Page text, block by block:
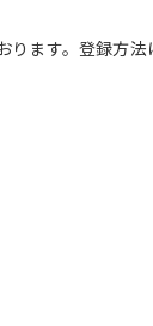
ます。登録方